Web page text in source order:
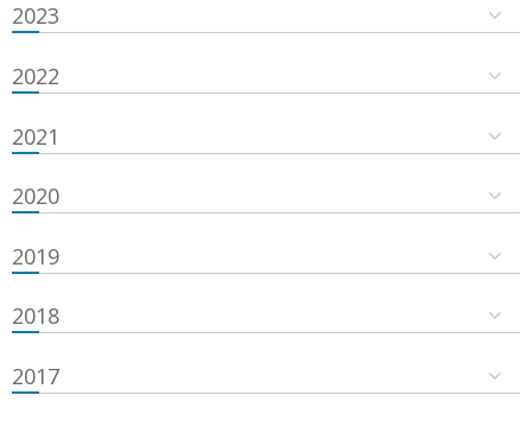
2023
2022
2021
2020
2019
2018
2017